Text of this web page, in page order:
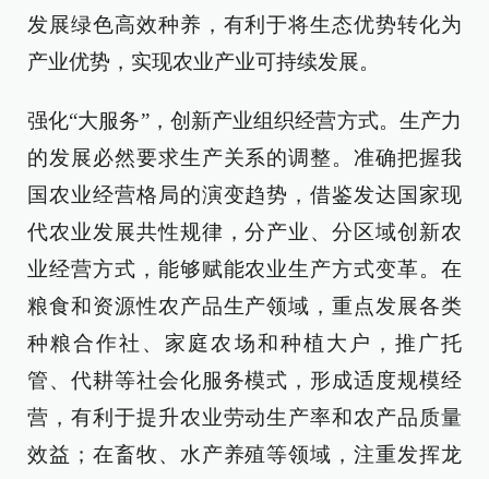
发展绿色高效种养，有利于将生态优势转化为
产业优势，实现农业产业可持续发展。
强化“大服务”，创新产业组织经营方式。生产力
的发展必然要求生产关系的调整。准确把握我
国农业经营格局的演变趋势，借鉴发达国家现
代农业发展共性规律，分产业、分区域创新农
业经营方式，能够赋能农业生产方式变革。在
粮食和资源性农产品生产领域，重点发展各类
种粮合作社、家庭农场和种植大户，推广托
管、代耕等社会化服务模式，形成适度规模经
营，有利于提升农业劳动生产率和农产品质量
效益；在畜牧、水产养殖等领域，注重发挥龙